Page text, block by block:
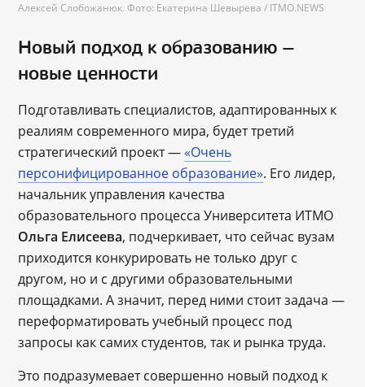
Алексей Слобожанюк. Фото: Екатерина Шевырева / ITMO.NEWS
Новый подход к образованию —
новые ценности
Подготавливать специалистов, адаптированных к
реалиям современного мира, будет третий
стратегический проект — «Очень
персонифицированное образование». Его лидер,
начальник управления качества
образовательного процесса Университета ИТМО
Ольга Елисеева, подчеркивает, что сейчас вузам
приходится конкурировать не только друг с
другом, но и с другими образовательными
площадками. А значит, перед ними стоит задача —
переформатировать учебный процесс под
запросы как самих студентов, так и рынка труда.
Это подразумевает совершенно новый подход к